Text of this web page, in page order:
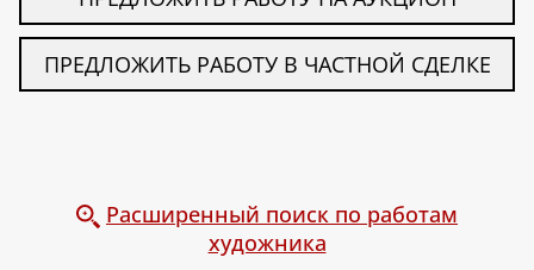
ПРЕДЛОЖИТЬ РАБОТУ В ЧАСТНОЙ СДЕЛКЕ
Расширенный поиск по работам
художника